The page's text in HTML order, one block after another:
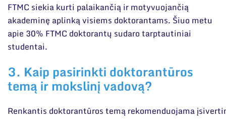
FTMC siekia kurti palaikančią ir motyvuojančią
akademinę aplinką visiems doktorantams. Šiuo metu
apie 30% FTMC doktorantų sudaro tarptautiniai
studentai.
3. Kaip pasirinkti doktorantūros
temą ir mokslinį vadovą?
Renkantis doktorantūros temą rekomenduojama